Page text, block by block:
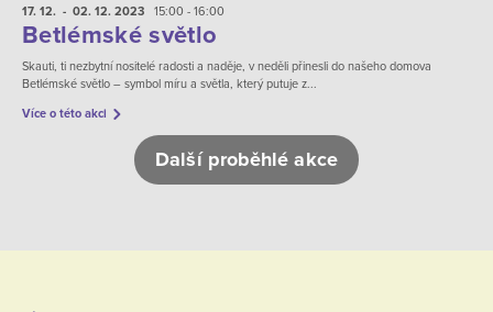
17. 12. - 02. 12. 2023 15:00 - 16:00
Betlémské světlo
Skauti, ti nezbytní nositelé radosti a naděje, v neděli přinesli do našeho domova
Betlémské světlo – symbol míru a světla, který putuje z...
Více o této akci
Další proběhlé akce